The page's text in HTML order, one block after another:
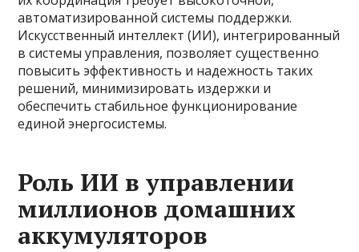
автоматизированной системы поддержки.
Искусственный интеллект (ИИ), интегрированный
в системы управления, позволяет существенно
повысить эффективность и надежность таких
решений, минимизировать издержки и
обеспечить стабильное функционирование
единой энергосистемы.
Роль ИИ в управлении
миллионов домашних
аккумуляторов